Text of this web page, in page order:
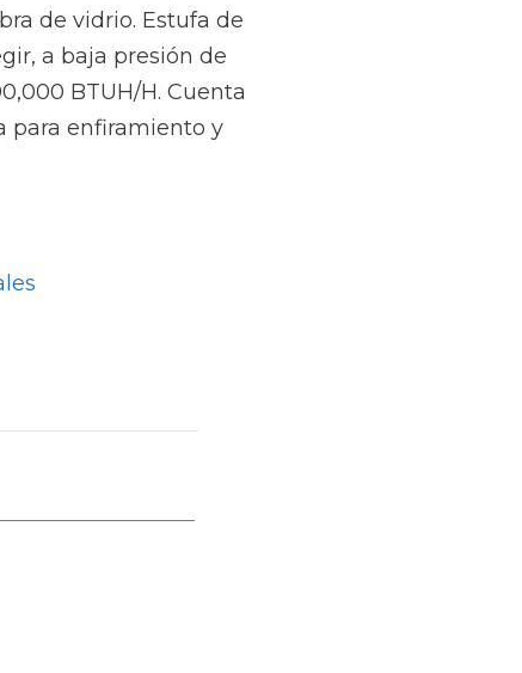
de vidrio. Estufa de
a baja presión de
BTUH/H. Cuenta
para enfiramiento y